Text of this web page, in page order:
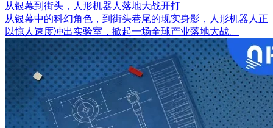
从银幕到街头，人形机器人落地大战开打
从银幕中的科幻角色，到街头巷尾的现实身影，人形机器人正
以惊人速度冲出实验室，掀起一场全球产业落地大战。